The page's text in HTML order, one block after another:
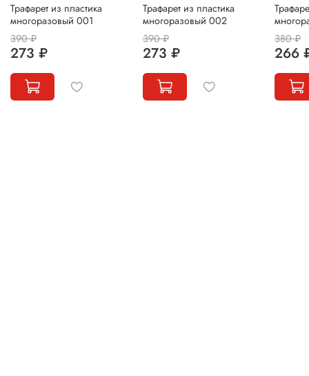
Трафарет из пластика
многоразовый 001
390 ₽
273 ₽
Трафарет из пластика
многоразовый 002
390 ₽
273 ₽
380 ₽
266